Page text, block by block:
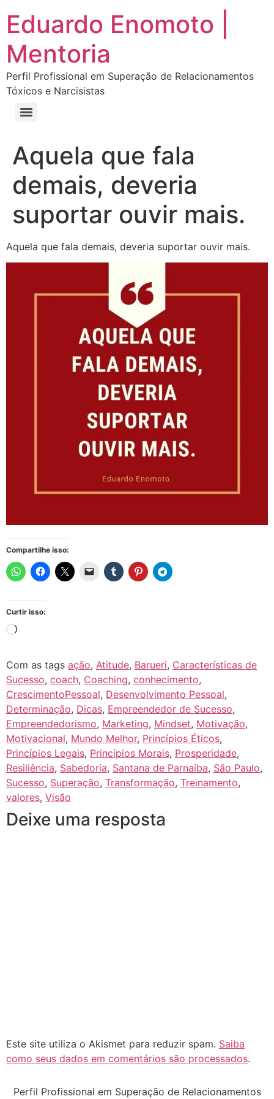
Eduardo Enomoto |
Mentoria
Perfil Profissional em Superação de Relacionamentos
Tóxicos e Narcisistas
Aquela que fala
demais, deveria
suportar ouvir mais.
Aquela que fala demais, deveria suportar ouvir mais.
Compartilhe isso:
Curtir isso:
Com as tags ação, Atitude, Barueri, Características de
Sucesso, coach, Coaching, conhecimento,
CrescimentoPessoal, Desenvolvimento Pessoal,
Determinação, Dicas, Empreendedor de Sucesso,
Empreendedorismo, Marketing, Mindset, Motivação,
Motivacional, Mundo Melhor, Princípios Éticos,
Princípios Legais, Princípios Morais, Prosperidade,
Resiliência, Sabedoria, Santana de Parnaíba, São Paulo,
Sucesso, Superação, Transformação, Treinamento,
valores, Visão
Deixe uma resposta
Este site utiliza o Akismet para reduzir spam. Saiba
como seus dados em comentários são processados.
Perfil Profissional em Superação de Relacionamentos